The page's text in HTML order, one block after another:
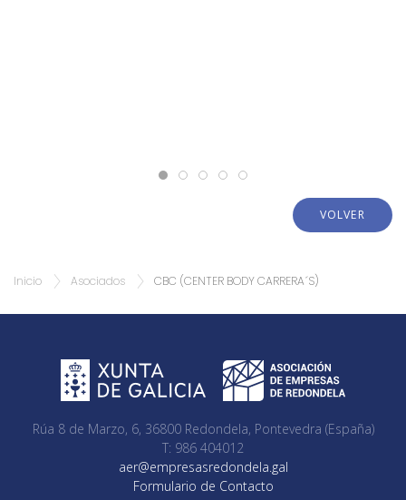
VOLVER
Inicio Asociados CBC (CENTER BODY CARRERA´S)
Rúa 8 de Marzo, 6, 36800 Redondela, Pontevedra (España)
T: 986 404012
aer@empresasredondela.gal
Formulario de Contacto